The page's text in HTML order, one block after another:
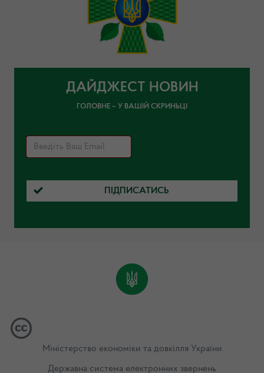
ДАЙДЖЕСТ НОВИН
ГОЛОВНЕ – У ВАШІЙ СКРИНЬЦІ
ПІДПИСАТИСЬ
Міністерство економіки та довкілля України
Державна система електронних звернень